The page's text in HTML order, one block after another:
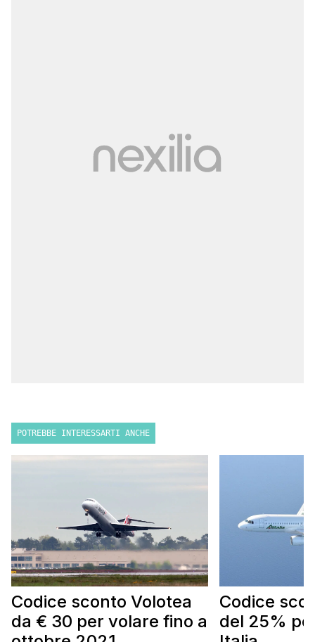
POTREBBE INTERESSARTI ANCHE
Codice sconto Volotea
da € 30 per volare fino a
Codice
del 25%